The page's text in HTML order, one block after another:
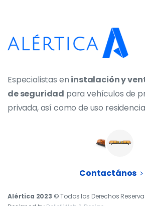
Especialistas en instalación y
de seguridad para vehículos de
privada, así como de uso
Contactános
Alértica 2023 © Todos los Derechos